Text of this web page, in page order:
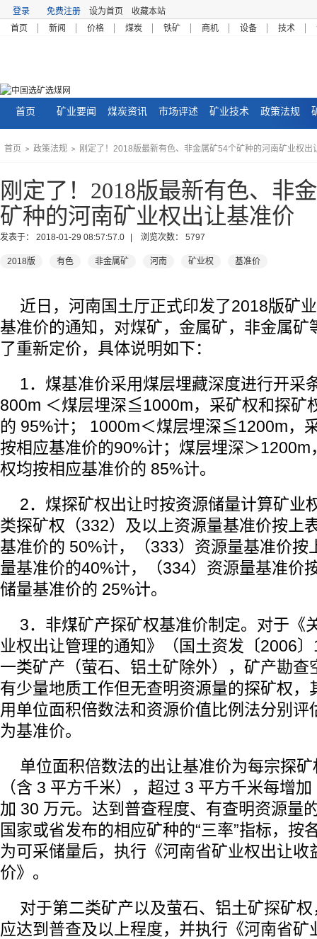
登录 免费注册 设为首页
收藏本站
首页
新闻 价格 煤炭 铁矿 商机 设备 技术
首页 矿业要闻 煤炭资讯 市场评述 矿业技术 政策法规
首页 > 政策法规 > 刚定了！2018版最新有色、非金属矿54个矿种的河南矿业权出
刚定了！2018版最新有色、非
矿种的河南矿业权出让基准价
发表于： 2018-01-29 08:57:57.0 | 浏览次数： 5797
2018版 有色 非金属矿 河南 矿业权 基准价
近日，河南国土厅正式印发了2018版矿
基准价的通知，对煤矿，金属矿，非金属矿
了重新定价，具体说明如下：
1．煤基准价采用煤层埋藏深度进行开采
800m ＜煤层埋深≦1000m，采矿权和探矿
的 95%计； 1000m＜煤层埋深≦1200m，
按相应基准价的90%计；煤层埋深＞1200m
权均按相应基准价的 85%计。
2．煤探矿权出让时按资源储量计算矿业
类探矿权（332）及以上资源量基准价按上
基准价的 50%计，（333）资源量基准价按
量基准价的40%计，（334）资源量基准价
储量基准价的 25%计。
3．非煤矿产探矿权基准价制定。对于《
业权出让管理的通知》（国土资发〔2006
一类矿产（萤石、铝土矿除外），矿产勘查
有少量地质工作但无查明资源量的探矿权，
用单位面积倍数法和资源价值比例法分别评
为基准价。
单位面积倍数法的出让基准价为每宗探
（含 3 平方千米），超过 3 平方千米每增
加 30 万元。达到普查程度、有查明资源量
国家或省发布的相应矿种的“三率”指标，按
为可采储量后，执行《河南省矿业权出让收
价》。
对于第二类矿产以及萤石、铝土矿探矿
应达到普查及以上程度，并执行《河南省矿